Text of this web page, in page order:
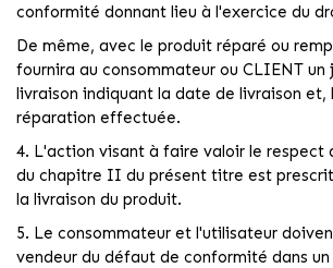
conformité donnant lieu à l'exercice du
De même, avec le produit réparé ou
fournira au consommateur ou CLIENT
livraison indiquant la date de livraison et,
réparation effectuée.
4. L'action visant à faire valoir le respect
du chapitre II du présent titre est
la livraison du produit.
5. Le consommateur et l'utilisateur
vendeur du défaut de conformité dans